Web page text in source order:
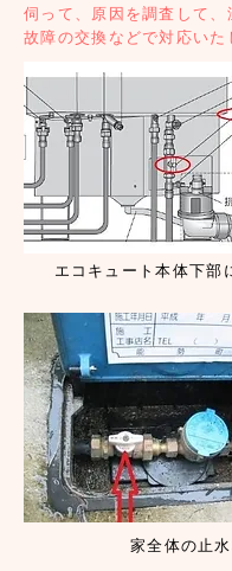
伺って、原因を調査して、
故障の交換などで対応いた
エコキュート本体下部
家全体の止